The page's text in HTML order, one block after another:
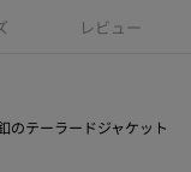
レビュー
のテーラードジャケット